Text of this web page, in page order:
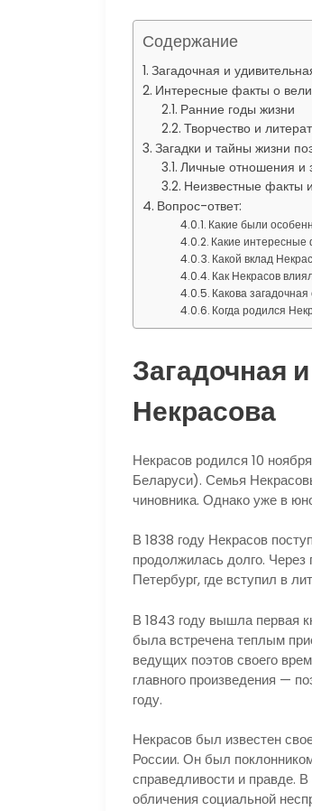
Содержание
Загадочная и
Интересные факты о
Ранние годы жизни
Творчество и
Загадки и тайны жизни
Личные отношения и
Неизвестные факты
Вопрос-ответ:
Какие были
Какие интересные
Какой вклад
Как Некрасов
Какова
Когда родился
Загадочная
Некрасова
Некрасов родился 10
Беларуси). Семья
чиновника. Однако уже в
В 1838 году Некрасов
продолжилась долго.
Петербург, где вступил в
В 1843 году вышла первая
была встречена теплым
ведущих поэтов своего
главного произведения —
году.
Некрасов был известен
России. Он был
справедливости и правде. В
обличения социальной